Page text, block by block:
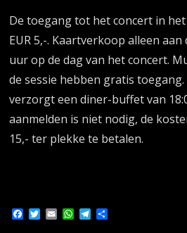
De toegang tot het concert in
EUR 5,-. Kaartverkoop alleen aan
uur op de dag van het concert.
de sessie hebben gratis
verzorgt een diner-buffet van
aanmelden is niet nodig, de
15,- ter plekke te betalen.
Facebook
TwitterEmailWhatsApp
Telegram